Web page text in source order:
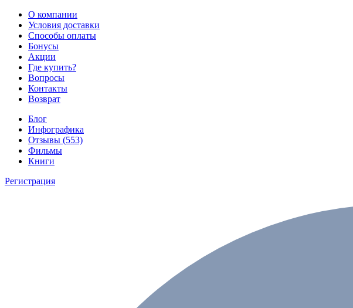
О компании
Условия доставки
Способы оплаты
Бонусы
Акции
Где купить?
Вопросы
Контакты
Возврат
Блог
Инфографика
Отзывы (553)
Фильмы
Книги
Регистрация